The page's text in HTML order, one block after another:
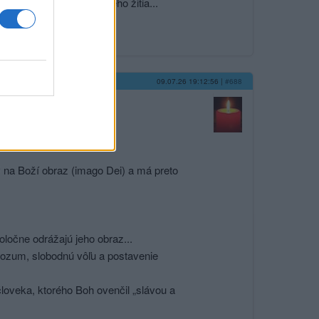
09.07.26 19:12:56 | #688
a povinností...
Boží obraz (imago Dei) a má preto
odrážajú jeho obraz...
slobodnú vôľu a postavenie
ktorého Boh ovenčil „slávou a